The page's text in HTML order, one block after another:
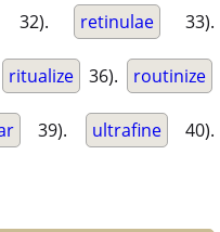
32). retinulae 33).
ritualize 36). routinize
39). ultrafine 40).